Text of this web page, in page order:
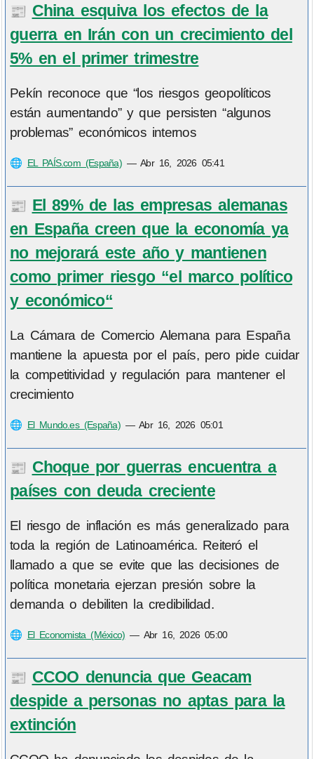
📰 China esquiva los efectos de la
guerra en Irán con un crecimiento del
5% en el primer trimestre
Pekín reconoce que “los riesgos geopolíticos
están aumentando” y que persisten “algunos
problemas” económicos internos
🌐 EL PAÍS.com (España)—Abr 16, 2026 05:41
📰 El 89% de las empresas alemanas
en España creen que la economía ya
no mejorará este año y mantienen
como primer riesgo “el marco político
y económico“
La Cámara de Comercio Alemana para España
mantiene la apuesta por el país, pero pide cuidar
la competitividad y regulación para mantener el
crecimiento
🌐 El Mundo.es (España)—Abr 16, 2026 05:01
📰 Choque por guerras encuentra a
países con deuda creciente
El riesgo de inflación es más generalizado para
toda la región de Latinoamérica. Reiteró el
llamado a que se evite que las decisiones de
política monetaria ejerzan presión sobre la
demanda o debiliten la credibilidad.
🌐 El Economista (México) — Abr 16, 2026 05:00
📰 CCOO denuncia que Geacam
despide a personas no aptas para la
extinción